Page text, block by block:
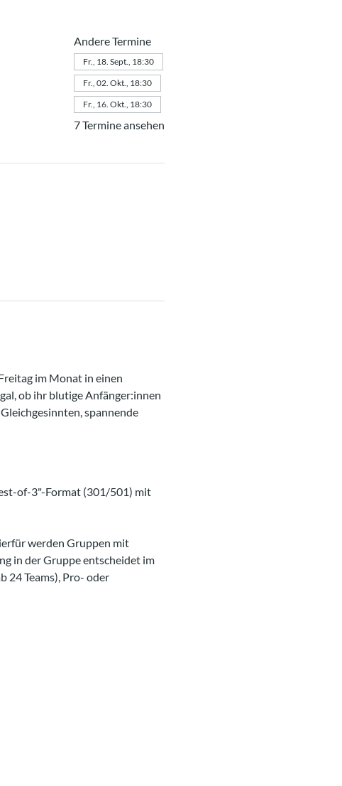
Andere Termine
Fr., 18. Sept., 18:30
Fr., 02. Okt., 18:30
Fr., 16. Okt., 18:30
7 Termine ansehen
im Monat in einen
ob ihr blutige Anfänger:innen
spannende
of-3"-Format (301/501) mit
werden Gruppen mit
in der Gruppe entscheidet im
24 Teams), Pro- oder